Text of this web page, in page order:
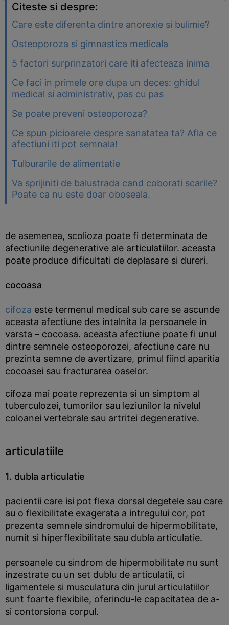
Citeste si despre:
Care este diferenta dintre anorexie si bulimie?
Osteoporoza si gimnastica medicala
5 factori surprinzatori care iti afecteaza inima
Ce faci in primele ore dupa un deces: ghidul
medical si administrativ, pas cu pas
Se poate preveni osteoporoza?
Ce spun picioarele despre sanatatea ta? Afla ce
afectiuni iti pot semnala!
Tulburarile de alimentatie
Va sprijiniti de balustrada cand coborati scarile?
Poate ca nu este doar oboseala.
de asemenea, scolioza poate fi determinata de
afectiunile degenerative ale articulatiilor. aceasta
poate produce dificultati de deplasare si dureri.
cocoasa
cifoza este termenul medical sub care se ascunde
aceasta afectiune des intalnita la persoanele in
varsta – cocoasa. aceasta afectiune poate fi unul
dintre semnele osteoporozei, afectiune care nu
prezinta semne de avertizare, primul fiind aparitia
cocoasei sau fracturarea oaselor.
cifoza mai poate reprezenta si un simptom al
tuberculozei, tumorilor sau leziunilor la nivelul
coloanei vertebrale sau artritei degenerative.
articulatiile
1. dubla articulatie
pacientii care isi pot flexa dorsal degetele sau care
au o flexibilitate exagerata a intregului cor, pot
prezenta semnele sindromului de hipermobilitate,
numit si hiperflexibilitate sau dubla articulatie.
persoanele cu sindrom de hipermobilitate nu sunt
inzestrate cu un set dublu de articulatii, ci
ligamentele si musculatura din jurul articulatiilor
sunt foarte flexibile, oferindu-le capacitatea de a-
si contorsiona corpul.